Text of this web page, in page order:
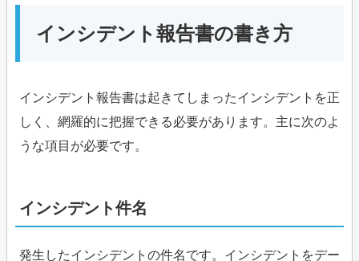
インシデント報告書の書き方
インシデント報告書は起きてしまったインシデントを正
しく、網羅的に把握できる必要があります。主に次のよ
うな項目が必要です。
インシデント件名
発生したインシデントの件名です。インシデントをデー